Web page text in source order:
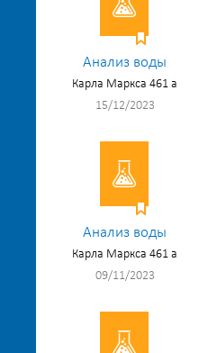
Анализ воды
Карла Маркса 461 а
15/12/2023
Анализ воды
Карла Маркса 461 а
09/11/2023